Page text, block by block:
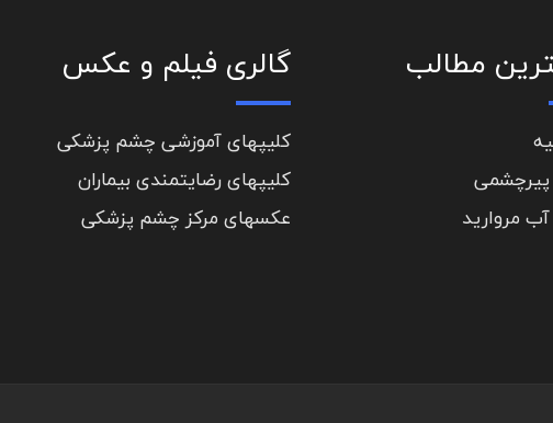
مطالب
مروارید
گالری فیلم و عکس
کلیپهای آموزشی چشم پزشکی
کلیپهای رضایتمندی بیماران
عکسهای مرکز چشم پزشکی